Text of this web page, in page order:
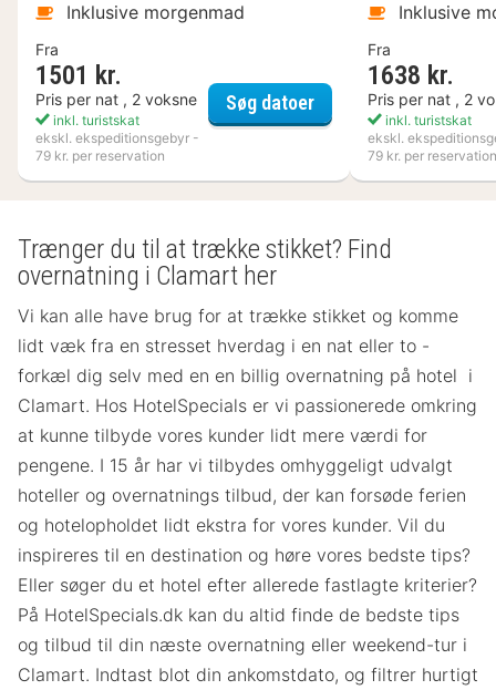
Inklusive morgenmad
Fra
1501 kr.
Pris per nat , 2 voksne
inkl. turistskat
ekskl. ekspeditionsgebyr -
79 kr. per reservation
Søg datoerBest Western Hotell
Inklusive
Fra
1638 kr.
Pris per nat , 2
inkl. turistskat
ekskl.
79 kr. per reservation
Trænger du til at trække stikket? Find
overnatning i Clamart her
Vi kan alle have brug for at trække stikket og komme
lidt væk fra en stresset hverdag i en nat eller to -
forkæl dig selv med en en billig overnatning på hotel i
Clamart. Hos HotelSpecials er vi passionerede omkring
at kunne tilbyde vores kunder lidt mere værdi for
pengene. I 15 år har vi tilbydes omhyggeligt udvalgt
hoteller og overnatnings tilbud, der kan forsøde ferien
og hotelopholdet lidt ekstra for vores kunder. Vil du
inspireres til en destination og høre vores bedste tips?
Eller søger du et hotel efter allerede fastlagte kriterier?
På HotelSpecials.dk kan du altid finde de bedste tips
og tilbud til din næste overnatning eller weekend-tur i
Clamart. Indtast blot din ankomstdato, og filtrer hurtigt